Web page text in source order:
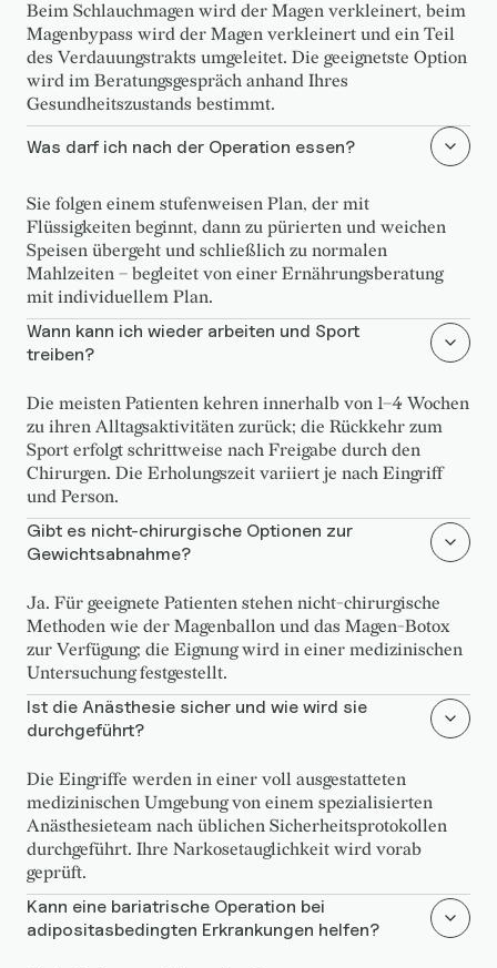
Beim Schlauchmagen wird der Magen verkleinert, beim
Magenbypass wird der Magen verkleinert und ein Teil
des Verdauungstrakts umgeleitet. Die geeignetste Option
wird im Beratungsgespräch anhand Ihres
Gesundheitszustands bestimmt.
Was darf ich nach der Operation essen?
Sie folgen einem stufenweisen Plan, der mit
Flüssigkeiten beginnt, dann zu pürierten und weichen
Speisen übergeht und schließlich zu normalen
Mahlzeiten – begleitet von einer Ernährungsberatung
mit individuellem Plan.
Wann kann ich wieder arbeiten und Sport
treiben?
Die meisten Patienten kehren innerhalb von 1–4 Wochen
zu ihren Alltagsaktivitäten zurück; die Rückkehr zum
Sport erfolgt schrittweise nach Freigabe durch den
Chirurgen. Die Erholungszeit variiert je nach Eingriff
und Person.
Gibt es nicht-chirurgische Optionen zur
Gewichtsabnahme?
Ja. Für geeignete Patienten stehen nicht-chirurgische
Methoden wie der Magenballon und das Magen-Botox
zur Verfügung; die Eignung wird in einer medizinischen
Untersuchung festgestellt.
Ist die Anästhesie sicher und wie wird sie
durchgeführt?
Die Eingriffe werden in einer voll ausgestatteten
medizinischen Umgebung von einem spezialisierten
Anästhesieteam nach üblichen Sicherheitsprotokollen
durchgeführt. Ihre Narkosetauglichkeit wird vorab
geprüft.
Kann eine bariatrische Operation bei
adipositasbedingten Erkrankungen helfen?